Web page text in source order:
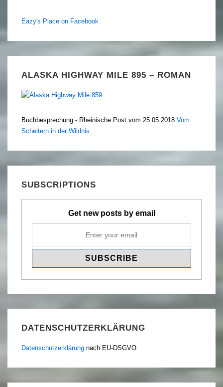
Eazy's Place on Facebook
ALASKA HIGHWAY MILE 895 – ROMAN
Buchbesprechung - Rheinische Post vom 25.05.2018 Vom
Scheitern in der Wildnis
SUBSCRIPTIONS
Get new posts by email
DATENSCHUTZERKLÄRUNG
Datenschutzerklärung nach EU-DSGVO